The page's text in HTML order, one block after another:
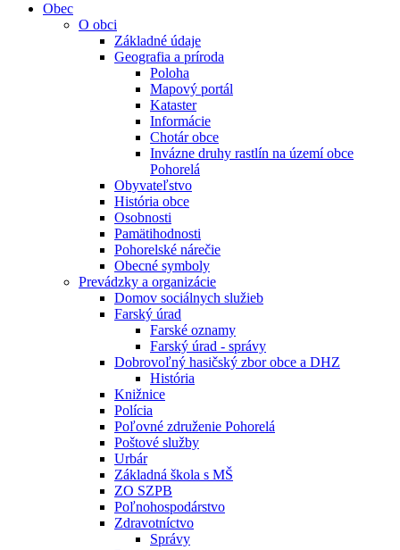
Obec
O obci
Základné údaje
Geografia a príroda
Poloha
Mapový portál
Kataster
Informácie
Chotár obce
Invázne druhy rastlín na území obce
Pohorelá
Obyvateľstvo
História obce
Osobnosti
Pamätihodnosti
Pohorelské nárečie
Obecné symboly
Prevádzky a organizácie
Domov sociálnych služieb
Farský úrad
Farské oznamy
Farský úrad - správy
Dobrovoľný hasičský zbor obce a DHZ
História
Knižnice
Polícia
Poľovné združenie Pohorelá
Poštové služby
Urbár
Základná škola s MŠ
ZO SZPB
Poľnohospodárstvo
Zdravotníctvo
Správy